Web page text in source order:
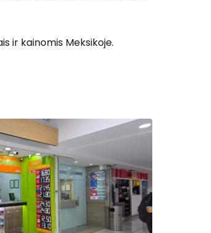
ir kainomis Meksikoje.